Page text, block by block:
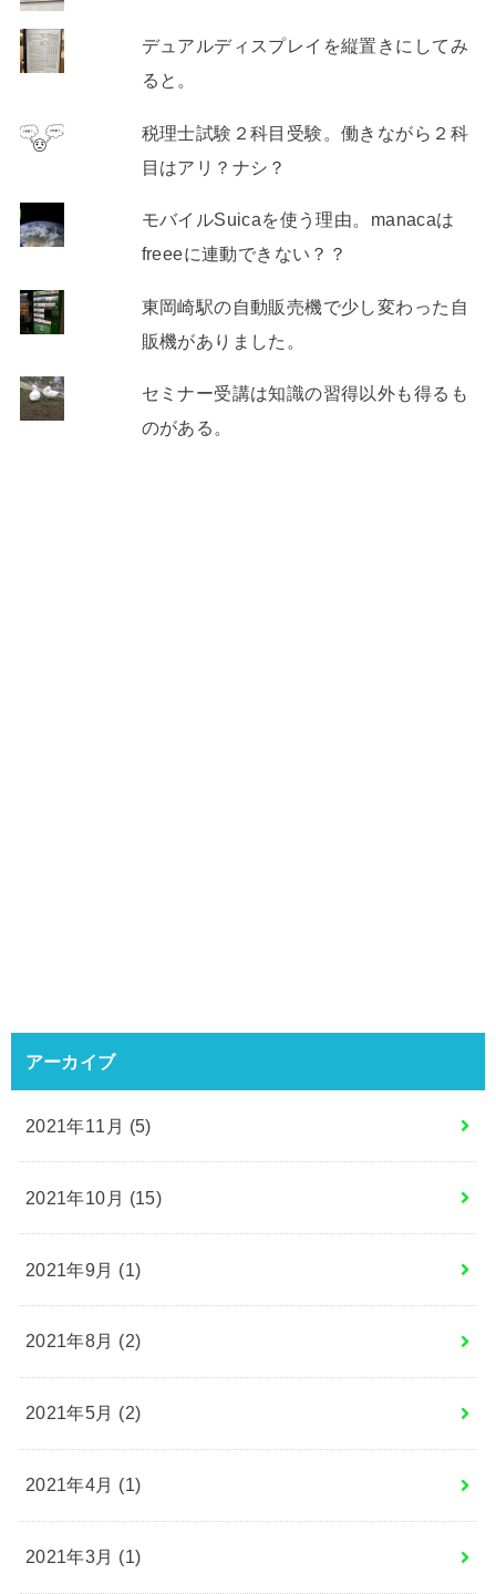
デュアルディスプレイを縦置きにしてみ
ると。
税理士試験２科目受験。働きながら２科
目はアリ？ナシ？
モバイルSuicaを使う理由。manacaは
freeeに連動できない？？
東岡崎駅の自動販売機で少し変わった自
販機がありました。
セミナー受講は知識の習得以外も得るも
のがある。
アーカイブ
2021年11月 (5)
2021年10月 (15)
2021年9月 (1)
2021年8月 (2)
2021年5月 (2)
2021年4月 (1)
2021年3月 (1)